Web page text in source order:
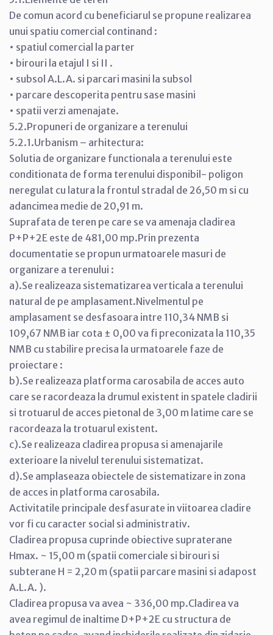
De comun acord cu beneficiarul se propune realizarea
unui spatiu comercial continand :
• spatiul comercial la parter
• birouri la etajul I si II .
• subsol A.L.A. si parcari masini la subsol
• parcare descoperita pentru sase masini
• spatii verzi amenajate.
5.2.Propuneri de organizare a terenului
5.2.1.Urbanism – arhitectura:
Solutia de organizare functionala a terenului este
conditionata de forma terenului disponibil- poligon
neregulat cu latura la frontul stradal de 26,50 m si cu
adancimea medie de 20,91 m.
Suprafata de teren pe care se va amenaja cladirea
P+P+2E este de 481,00 mp.Prin prezenta
documentatie se propun urmatoarele masuri de
organizare a terenului :
a).Se realizeaza sistematizarea verticala a terenului
natural de pe amplasament.Nivelmentul pe
amplasament se desfasoara intre 110,34 NMB si
109,67 NMB iar cota ± 0,00 va fi preconizata la 110,35
NMB cu stabilire precisa la urmatoarele faze de
proiectare :
b).Se realizeaza platforma carosabila de acces auto
care se racordeaza la drumul existent in spatele cladirii
si trotuarul de acces pietonal de 3,00 m latime care se
racordeaza la trotuarul existent.
c).Se realizeaza cladirea propusa si amenajarile
exterioare la nivelul terenului sistematizat.
d).Se amplaseaza obiectele de sistematizare in zona
de acces in platforma carosabila.
Activitatile principale desfasurate in viitoarea cladire
vor fi cu caracter social si administrativ.
Cladirea propusa cuprinde obiective supraterane
Hmax. ~ 15,00 m (spatii comerciale si birouri si
subterane H = 2,20 m (spatii parcare masini si adapost
A.L.A. ).
Cladirea propusa va avea ~ 336,00 mp.Cladirea va
avea regimul de inaltime D+P+2E cu structura de